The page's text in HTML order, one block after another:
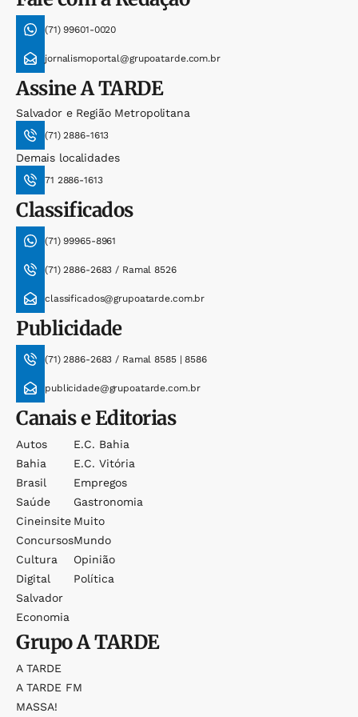
(71) 99601-0020
jornalismoportal@grupoatarde.com.br
AssineA TARDE
Salvador e Região Metropolitana
(71) 2886-1613
Demais localidades
71 2886-1613
Classificados
(71) 99965-8961
(71) 2886-2683 / Ramal 8526
classificados@grupoatarde.com.br
Publicidade
(71) 2886-2683 / Ramal 8585 | 8586
publicidade@grupoatarde.com.br
Canais e Editorias
Autos
Bahia
Brasil
Saúde
Cineinsite
Concursos
Cultura
Digital
Salvador
Economia
E.c. Bahia
E.c. Vitória
Empregos
Gastronomia
Muito
Mundo
Opinião
Política
GrupoA TARDE
A TARDE
A TARDE FM
MASSA!